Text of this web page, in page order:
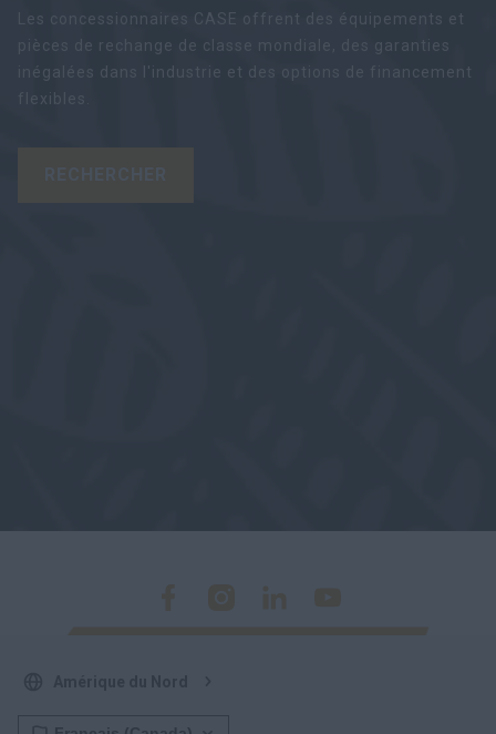
Les concessionnaires CASE offrent des équipements et
pièces de rechange de classe mondiale, des garanties
inégalées dans l'industrie et des options de financement
flexibles.